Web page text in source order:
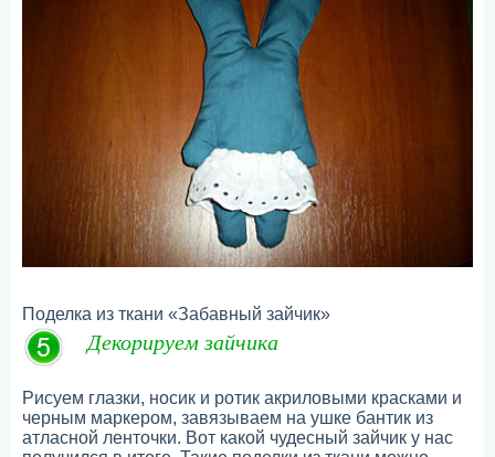
Поделка из ткани «Забавный зайчик»
Декорируем зайчика
Рисуем глазки, носик и ротик акриловыми красками и
черным маркером, завязываем на ушке бантик из
атласной ленточки. Вот какой чудесный зайчик у нас